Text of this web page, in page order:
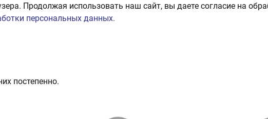
Продолжая использовать наш сайт, вы даете согласие на
персональных данных.
постепенно.